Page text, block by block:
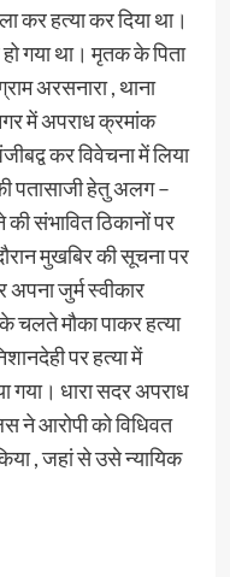
कर हत्या कर दिया था।
गया था। मृतक के पिता
अरसनारा , थाना
नगर में अपराध क्रमांक
कर विवेचना में लिया
पतासाजी हेतु अलग –
संभावित ठिकानों पर
मुखबिर की सूचना पर
जुर्म स्वीकार
चलते मौका पाकर हत्या
पर हत्या में
गया। धारा सदर अपराध
ने आरोपी को विधिवत
, जहां से उसे न्यायिक